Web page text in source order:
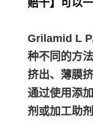
赔十】可以
Grilamid L
种不同的方
挤出、薄膜
通过使用添
剂或加工助